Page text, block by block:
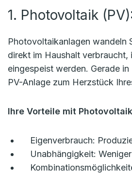
1. Photovoltaik
Photovoltaikanlagen wandeln
direkt im Haushalt
eingespeist werden. Gerade
PV-Anlage zum Herzstück
Ihre Vorteile mit
Eigenverbrauch:
Unabhängigkeit: